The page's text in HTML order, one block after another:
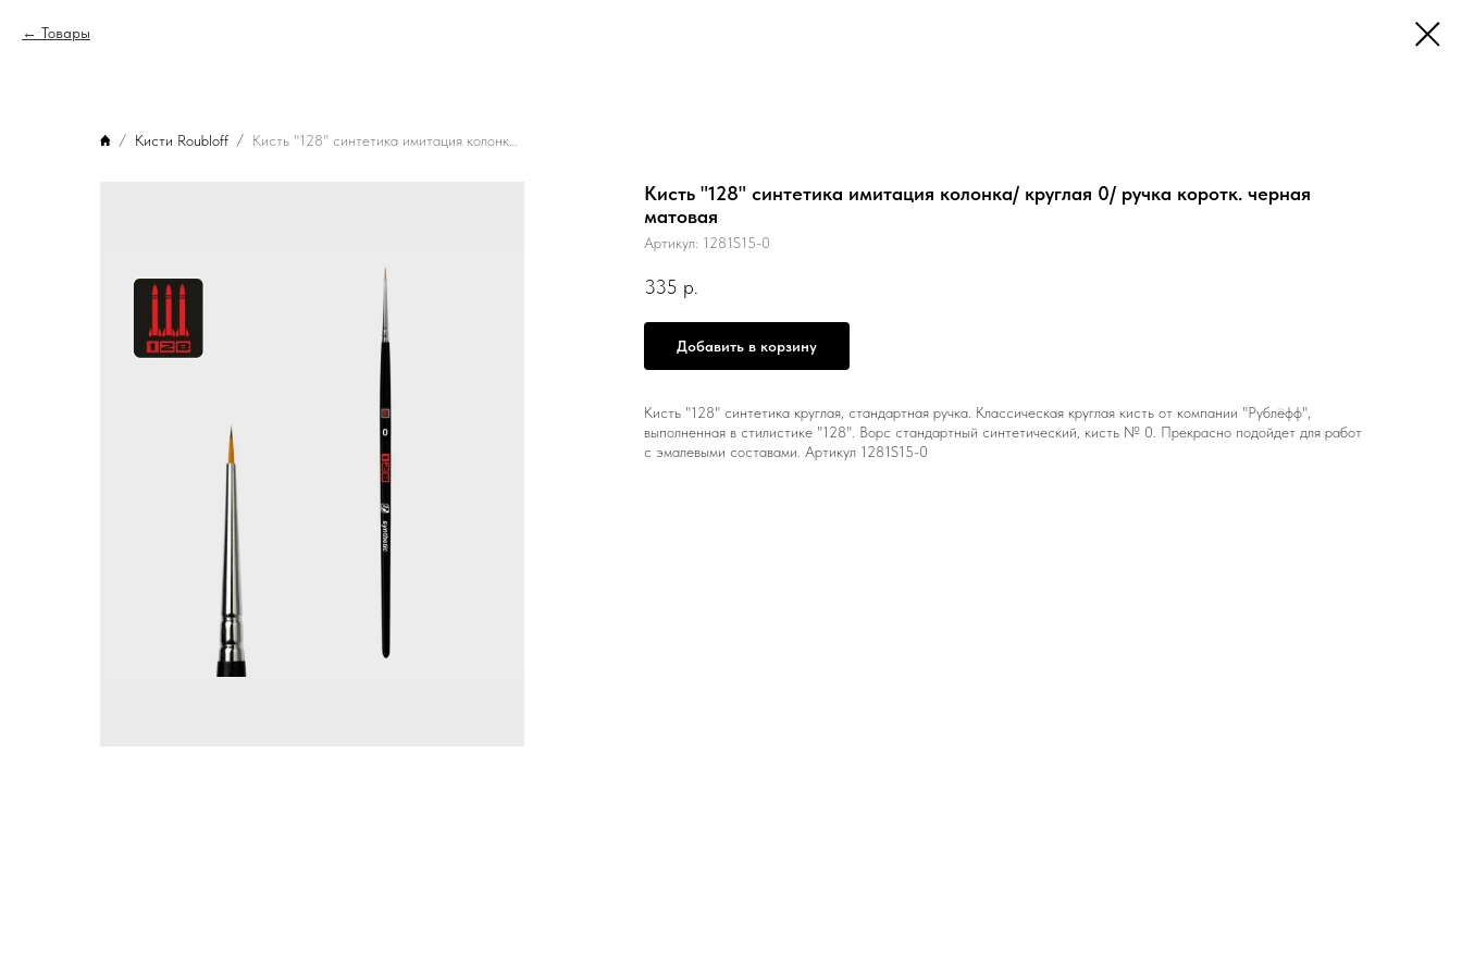
Товары
Кисти Roubloff
Кисть "128" синтетика имитация колонка/ круглая 0/ ручка коротк. черная
матовая
Артикул: 1281S15-0
335 р.
Добавить в корзину
Кисть "128" синтетика круглая, стандартная ручка. Классическая круглая кисть от компании "Рублёфф",
выполненная в стилистике "128". Ворс стандартный синтетический, кисть № 0. Прекрасно подойдет для работ
с эмалевыми составами. Артикул 1281S15-0